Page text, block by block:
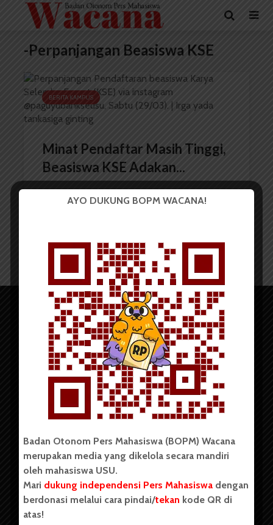
-Perpanjangan Beasiswa KSE
BERITA KAMPUS
Minat Pendaftar Masih Tinggi,
Beasiswa KSE Adakan...
Copyright © 2023. All rights reserved BOPM WACANA.
Badan Otonom Pers Mahasiswa (BOPM) Wacana merupakan
pers mahasiswa yang berdiri di luar kampus dan dikelola
secara mandiri oleh mahasiswa Universitas Sumatera Utara
(USU). Sebelumnya BOPM Wacana merupakan salah satu
Unit Kegiatan Mahasiswa (UKM) di Universitas Sumatera
AYO DUKUNG BOPM WACANA!
Badan Otonom Pers Mahasiswa (BOPM) Wacana
merupakan media yang dikelola secara mandiri
oleh mahasiswa USU.
Mari dukung independensi Pers Mahasiswa dengan
berdonasi melalui cara pindai/tekan kode QR di
atas!